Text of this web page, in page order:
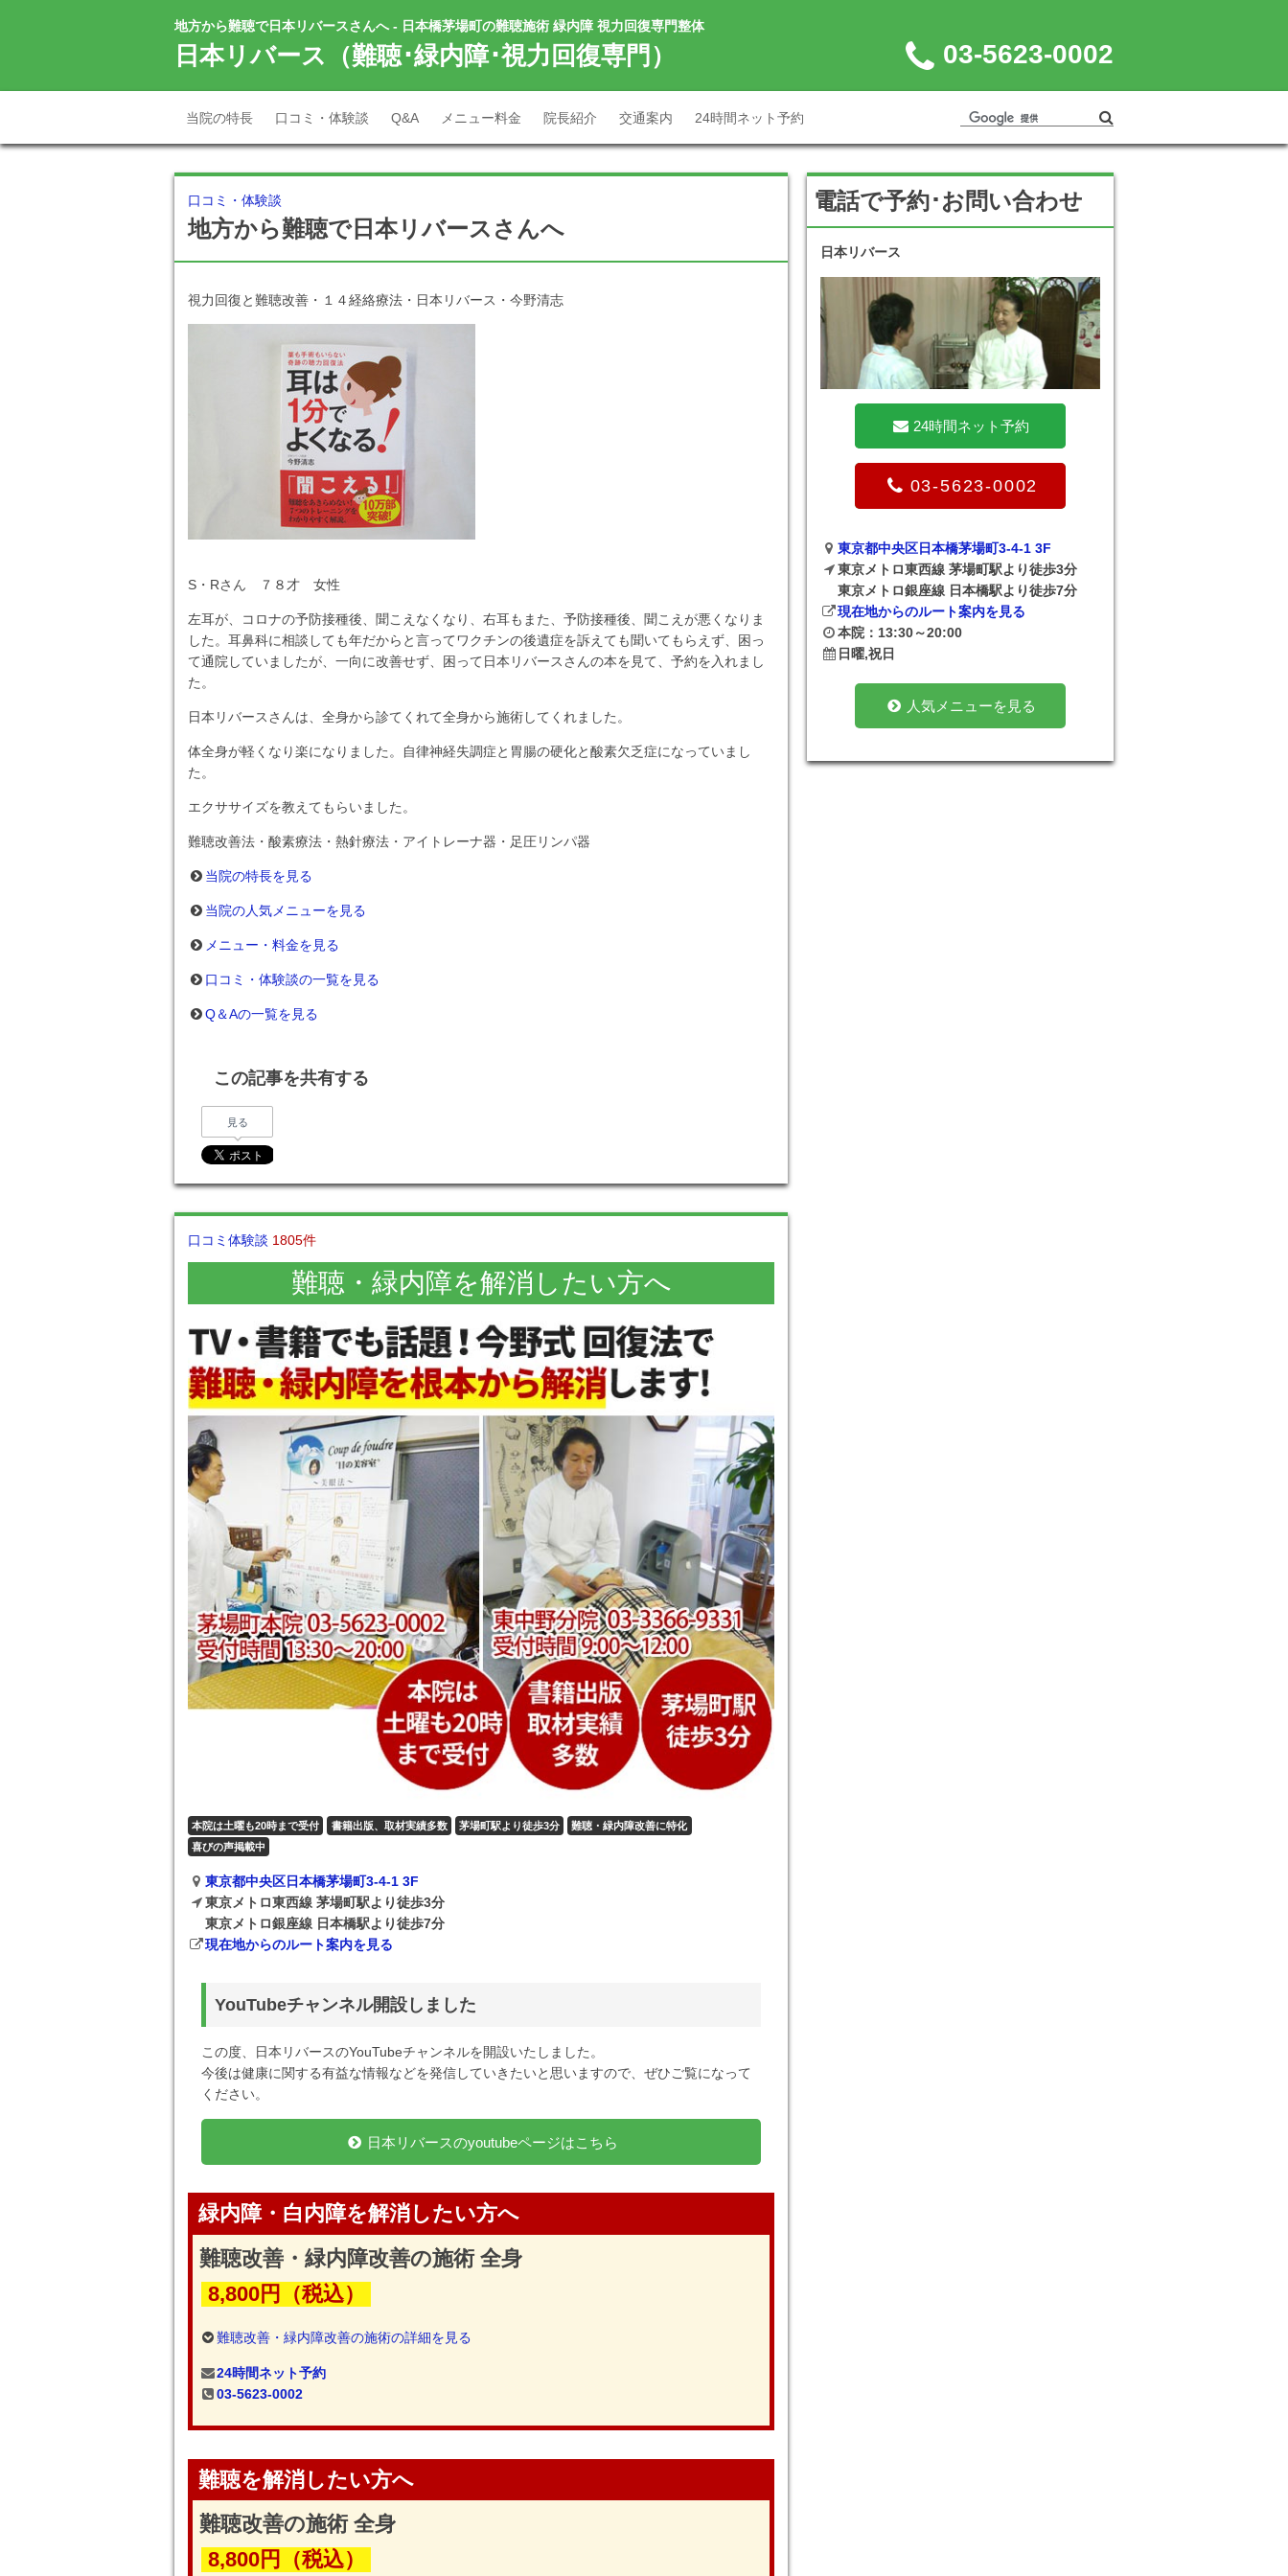
地方から難聴で日本リバースさんへ - 日本橋茅場町の難聴施術 緑内障 視力回復専門整体
日本リバース（難聴･緑内障･視力回復専門） 03-5623-0002
当院の特長 口コミ・体験談 Q&A メニュー料金 院長紹介 交通案内 24時間ネット予約
口コミ・体験談
地方から難聴で日本リバースさんへ
視力回復と難聴改善・１４経絡療法・日本リバース・今野清志
S・Rさん ７８才 女性
左耳が、コロナの予防接種後、聞こえなくなり、右耳もまた、予防接種後、聞こえが悪くなりま
した。耳鼻科に相談しても年だからと言ってワクチンの後遺症を訴えても聞いてもらえず、困っ
て通院していましたが、一向に改善せず、困って日本リバースさんの本を見て、予約を入れまし
た。
日本リバースさんは、全身から診てくれて全身から施術してくれました。
体全身が軽くなり楽になりました。自律神経失調症と胃腸の硬化と酸素欠乏症になっていまし
た。
エクササイズを教えてもらいました。
難聴改善法・酸素療法・熱針療法・アイトレーナ器・足圧リンパ器
当院の特長を見る
当院の人気メニューを見る
メニュー・料金を見る
口コミ・体験談の一覧を見る
Q＆Aの一覧を見る
この記事を共有する
見る
口コミ体験談 1805件
難聴・緑内障を解消したい方へ
本院は土曜も20時まで受付 書籍出版、取材実績多数 茅場町駅より徒歩3分
難聴・緑内障改善に特化
喜びの声掲載中
東京都中央区日本橋茅場町3-4-1 3F
東京メトロ東西線 茅場町駅より徒歩3分
東京メトロ銀座線 日本橋駅より徒歩7分
現在地からのルート案内を見る
YouTubeチャンネル開設しました
この度、日本リバースのYouTubeチャンネルを開設いたしました。
今後は健康に関する有益な情報などを発信していきたいと思いますので、ぜひご覧になって
ください。
日本リバースのyoutubeページはこちら
緑内障・白内障を解消したい方へ
難聴改善・緑内障改善の施術 全身
8,800円（税込）
難聴改善・緑内障改善の施術の詳細を見る
24時間ネット予約
03-5623-0002
難聴を解消したい方へ
難聴改善の施術 全身
8,800円（税込）
電話で予約･お問い合わせ
日本リバース
24時間ネット予約
03-5623-0002
東京都中央区日本橋茅場町3-4-1 3F
東京メトロ東西線 茅場町駅より徒歩3分
東京メトロ銀座線 日本橋駅より徒歩7分
現在地からのルート案内を見る
本院：13:30～20:00
日曜,祝日
人気メニューを見る